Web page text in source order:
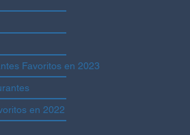
Favoritos en 2023
en 2022